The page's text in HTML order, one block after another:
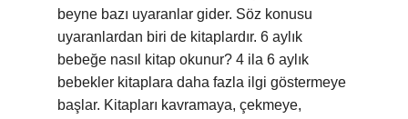
beyne bazı uyaranlar gider. Söz konusu
uyaranlardan biri de kitaplardır. 6 aylık
bebeğe nasıl kitap okunur? 4 ila 6 aylık
bebekler kitaplara daha fazla ilgi göstermeye
başlar. Kitapları kavramaya, çekmeye,